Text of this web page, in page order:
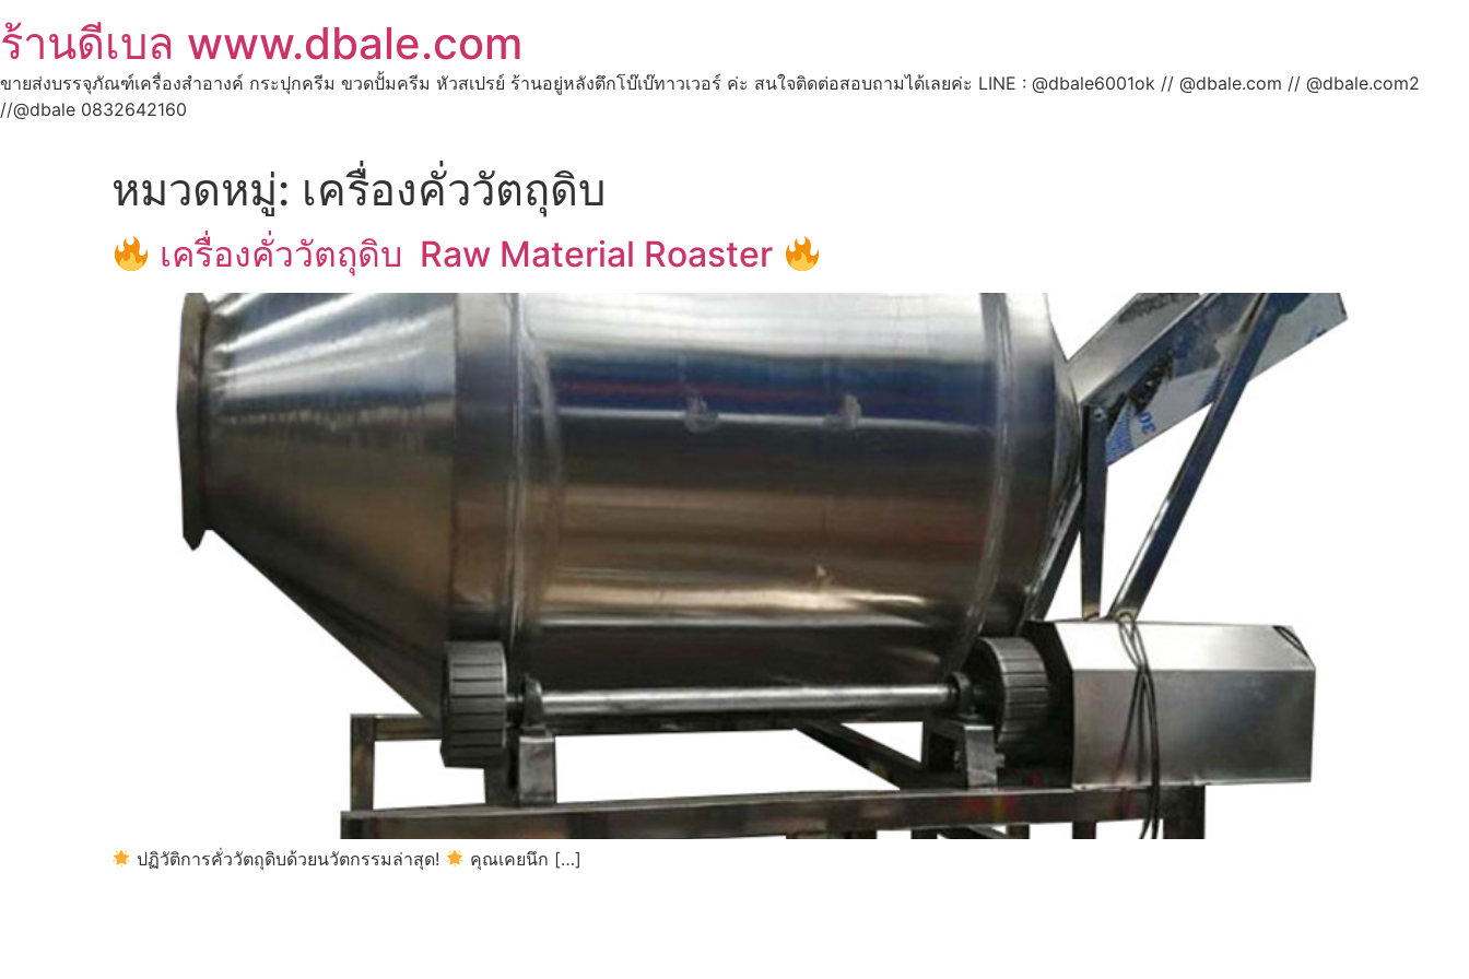
ร้านดีเบล www.dbale.com
ขายส่งบรรจุภัณฑ์เครื่องสำอางค์ กระปุกครีม ขวดปั้มครีม หัวสเปรย์ ร้านอยู่หลังตึกโบ๊เบ๊ทาวเวอร์ ค่ะ สนใจติดต่อสอบถามได้เลยค่ะ LINE : @dbale6001ok // @dbale.com // @dbale.com2
//@dbale 0832642160
หมวดหมู่: เครื่องคั่ววัตถุดิบ
เครื่องคั่ววัตถุดิบ Raw Material Roaster
ปฏิวัติการคั่ววัตถุดิบด้วยนวัตกรรมล่าสุด! คุณเคยนึก […]